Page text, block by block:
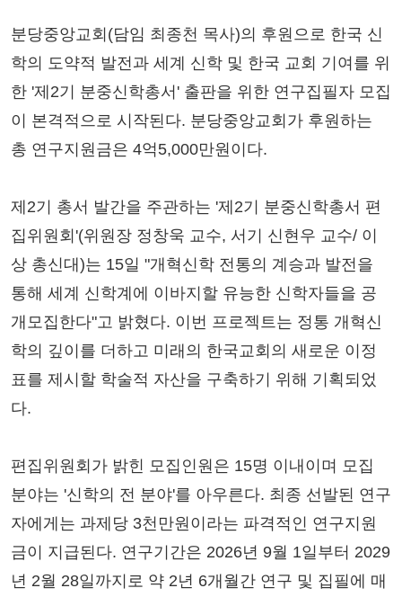
분당중앙교회(담임 최종천 목사)의 후원으로 한국 신
학의 도약적 발전과 세계 신학 및 한국 교회 기여를 위
한 '제2기 분중신학총서' 출판을 위한 연구집필자 모집
이 본격적으로 시작된다. 분당중앙교회가 후원하는
총 연구지원금은 4억5,000만원이다.
제2기 총서 발간을 주관하는 '제2기 분중신학총서 편
집위원회'(위원장 정창욱 교수, 서기 신현우 교수/ 이
상 총신대)는 15일 "개혁신학 전통의 계승과 발전을
통해 세계 신학계에 이바지할 유능한 신학자들을 공
개모집한다"고 밝혔다. 이번 프로젝트는 정통 개혁신
학의 깊이를 더하고 미래의 한국교회의 새로운 이정
표를 제시할 학술적 자산을 구축하기 위해 기획되었
다.
편집위원회가 밝힌 모집인원은 15명 이내이며 모집
분야는 '신학의 전 분야'를 아우른다. 최종 선발된 연구
자에게는 과제당 3천만원이라는 파격적인 연구지원
금이 지급된다. 연구기간은 2026년 9월 1일부터 2029
년 2월 28일까지로 약 2년 6개월간 연구 및 집필에 매